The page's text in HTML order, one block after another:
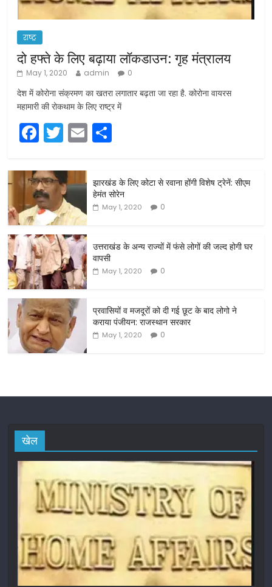
राष्ट्र
दो हफ्ते के लिए बढ़ाया लॉकडाउन: गृह मंत्रालय
May 1, 2020 admin 0
देश में कोरोना संक्रमण का खतरा लगातार बढ़ता जा रहा है. कोरोना वायरस
महामारी की रोकथाम के लिए राष्ट्र में
F
a
c
e
b
o
o
k
T
w
itt
er
E
m
ar
e
झारखंड के लिए कोटा से रवाना होंगी विशेष ट्रेनें: सीएम
हेमंत सोरेन
May 1, 2020 0
उत्तराखंड के अन्य राज्यों में फंसे लोगों की जल्द होगी घर
वापसी
May 1, 2020 0
प्रवासियों व मजदूरों को दी गई छूट के बाद लोगो ने
कराया पंजीयन: राजस्थान सरकार
May 1, 2020 0
खेल